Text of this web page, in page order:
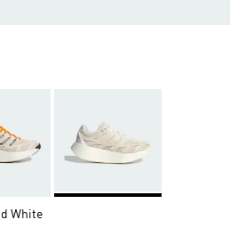
White